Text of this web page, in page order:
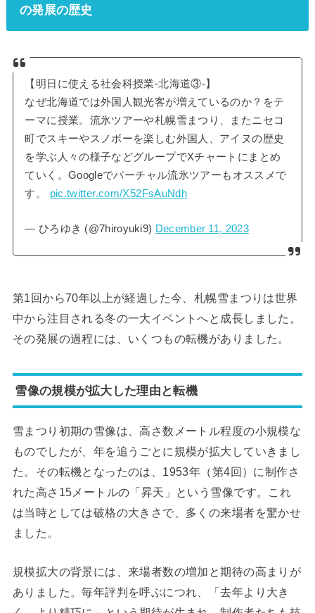
の発展の歴史
【明日に使える社会科授業-北海道③-】
なぜ北海道では外国人観光客が増えているのか？をテ
ーマに授業。流氷ツアーや札幌雪まつり、またニセコ
町でスキーやスノボーを楽しむ外国人、アイヌの歴史
を学ぶ人々の様子などグループでXチャートにまとめ
ていく。Googleでバーチャル流氷ツアーもオススメで
す。 pic.twitter.com/X52FsAuNdh
— ひろゆき (@7hiroyuki9) December 11, 2023
第1回から70年以上が経過した今、札幌雪まつりは世界
中から注目される冬の一大イベントへと成長しました。
その発展の過程には、いくつもの転機がありました。
雪像の規模が拡大した理由と転機
雪まつり初期の雪像は、高さ数メートル程度の小規模な
ものでしたが、年を追うごとに規模が拡大していきまし
た。その転機となったのは、1953年（第4回）に制作さ
れた高さ15メートルの「昇天」という雪像です。これ
は当時としては破格の大きさで、多くの来場者を驚かせ
ました。
規模拡大の背景には、来場者数の増加と期待の高まりが
ありました。毎年評判を呼ぶにつれ、「去年より大き